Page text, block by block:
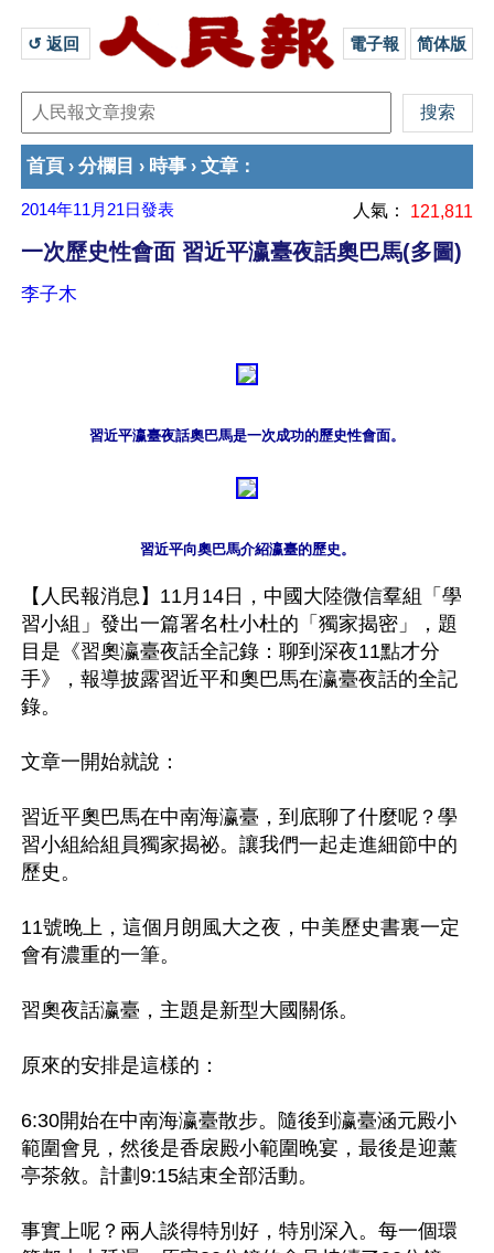
↺ 返回 電子報 简体版
首頁 › 分欄目 › 時事 › 文章 ：
2014年11月21日發表 人氣： 121,811
一次歷史性會面 習近平瀛臺夜話奧巴馬(多圖)
李子木
習近平瀛臺夜話奧巴馬是一次成功的歷史性會面。
習近平向奧巴馬介紹瀛臺的歷史。
【人民報消息】11月14日，中國大陸微信羣組「學
習小組」發出一篇署名杜小杜的「獨家揭密」，題
目是《習奧瀛臺夜話全記錄：聊到深夜11點才分
手》，報導披露習近平和奧巴馬在瀛臺夜話的全記
錄。
文章一開始就說：
習近平奧巴馬在中南海瀛臺，到底聊了什麼呢？學
習小組給組員獨家揭祕。讓我們一起走進細節中的
歷史。
11號晚上，這個月朗風大之夜，中美歷史書裏一定
會有濃重的一筆。
習奧夜話瀛臺，主題是新型大國關係。
原來的安排是這樣的：
6:30開始在中南海瀛臺散步。隨後到瀛臺涵元殿小
範圍會見，然後是香扆殿小範圍晚宴，最後是迎薰
亭茶敘。計劃9:15結束全部活動。
事實上呢？兩人談得特別好，特別深入。每一個環